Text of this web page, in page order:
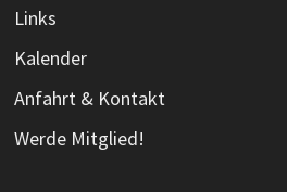
Links
Kalender
Anfahrt & Kontakt
Werde Mitglied!